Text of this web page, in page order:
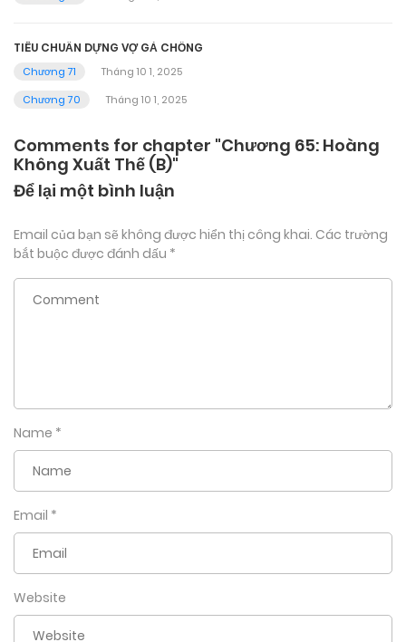
TIÊU CHUẨN DỰNG VỢ GẢ CHỒNG
Chương 71
Tháng 10 1, 2025
Chương 70
Tháng 10 1, 2025
Comments for chapter "Chương 65: Hoàng
Không Xuất Thế (B)"
Để lại một bình luận
Email của bạn sẽ không được hiển thị công khai. Các trường
bắt buộc được đánh dấu *
Name *
Email *
Website